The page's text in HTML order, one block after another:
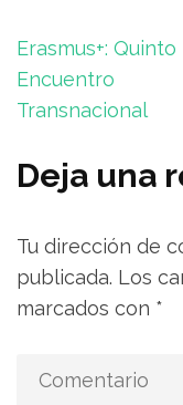
Navegación
de
entradas
Erasmus+: Quinto
Encuentro
Transnacional
Deja una
Tu dirección de
publicada. Los
marcados con *